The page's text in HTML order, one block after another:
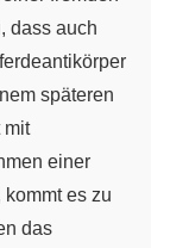
dass auch
späteren
mit
einer
es zu
das